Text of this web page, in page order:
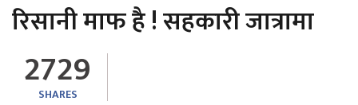
रिसानी माफ है ! सहकारी जात्रामा
2729
SHARES